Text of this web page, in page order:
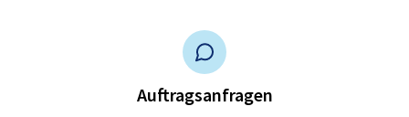
Auftragsanfragen